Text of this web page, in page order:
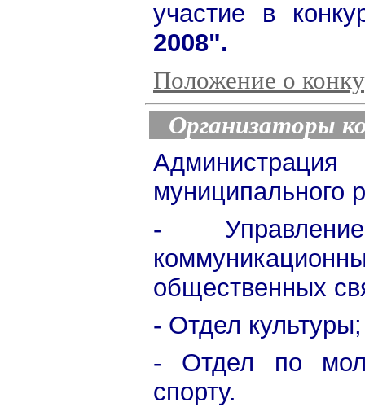
участие в
2008".
Положение о
Организаторы
муниципального
-
общественных
- Отдел культуры;
- Отдел по
спорту.